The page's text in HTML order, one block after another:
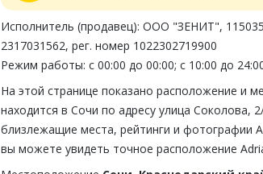
Исполнитель (продавец): ООО "ЗЕНИТ",
2317031562, рег. номер 1022302719900
Режим работы: с 00:00 до 00:00; с 10:00 до
На этой странице показано расположение и
находится в Сочи по адресу улица Соколова,
близлежащие места, рейтинги и фотографии
вы можете увидеть точное расположение